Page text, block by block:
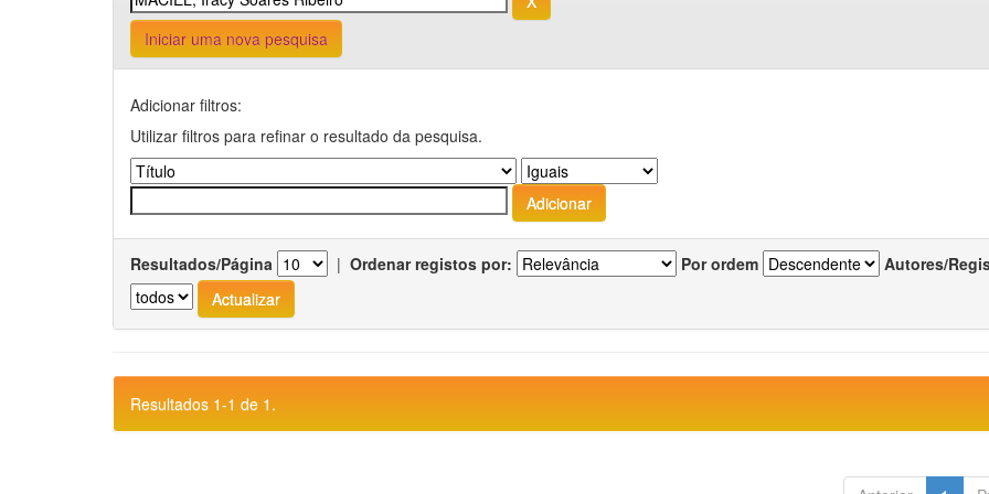
Iniciar uma nova pesquisa
Adicionar filtros:
Utilizar filtros para refinar o resultado da pesquisa.
Resultados/Página | Ordenar registos por: Por ordem Autores/
Resultados 1-1 de 1.